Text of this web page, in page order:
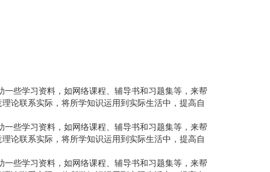
些学习资料，如网络课程、辅导书和习题集等，来帮
论联系实际，将所学知识运用到实际生活中，提高自
些学习资料，如网络课程、辅导书和习题集等，来帮
论联系实际，将所学知识运用到实际生活中，提高自
些学习资料，如网络课程、辅导书和习题集等，来帮